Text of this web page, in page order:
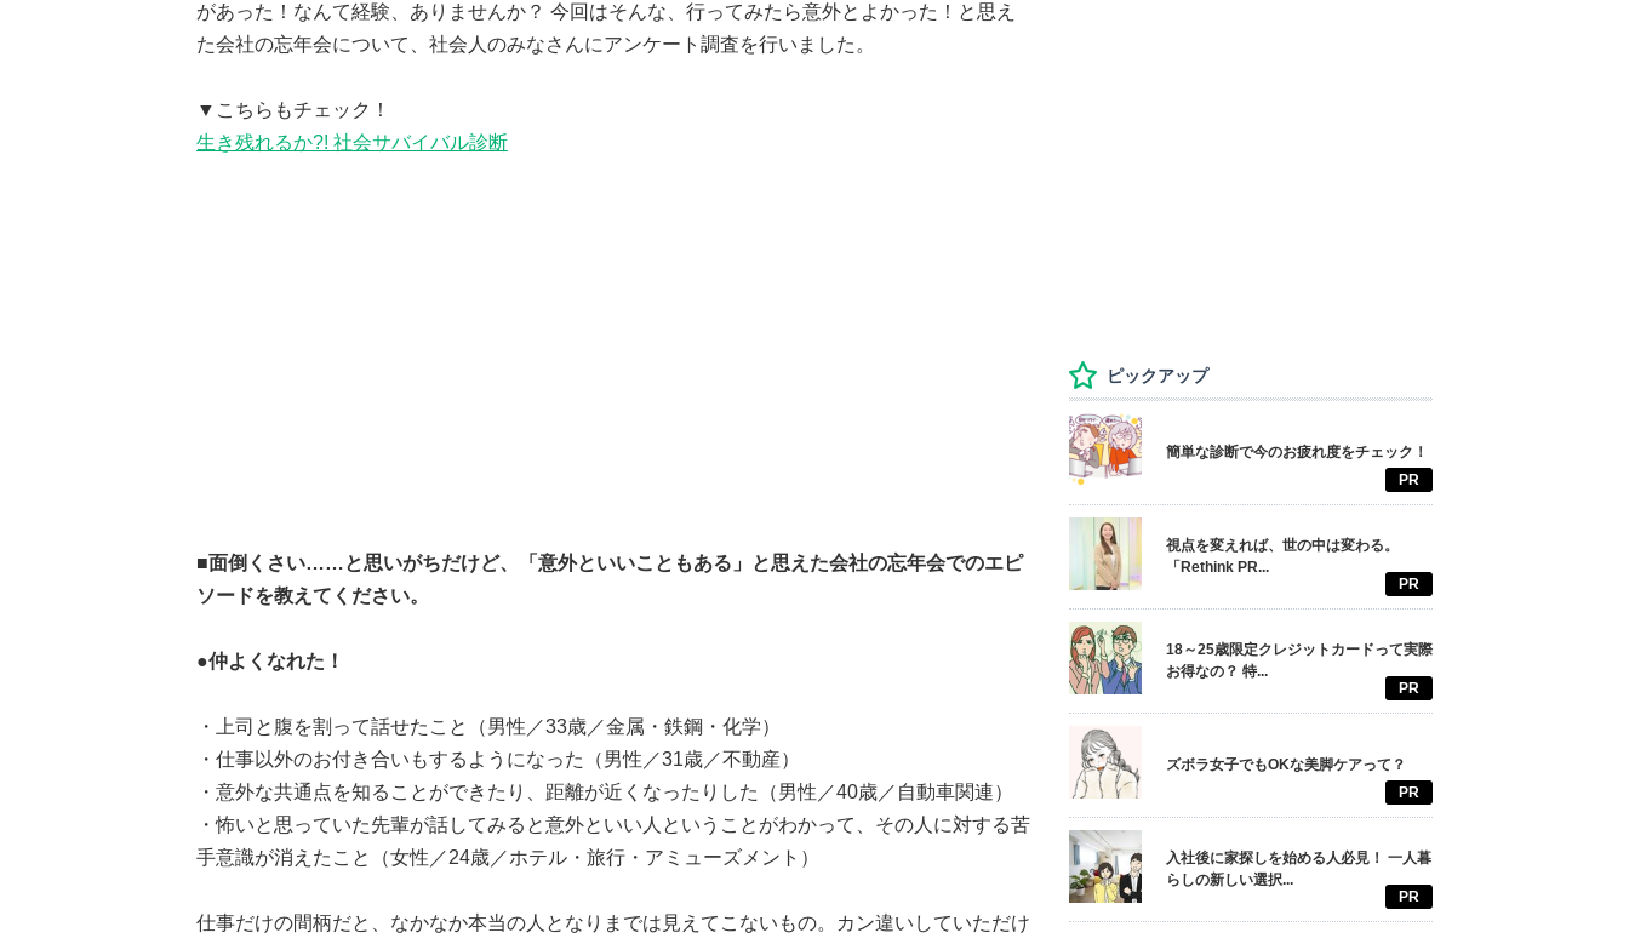
があった！なんて経験、ありませんか？ 今回はそんな、行ってみたら意外とよかった！と思え
た会社の忘年会について、社会人のみなさんにアンケート調査を行いました。
▼こちらもチェック！
生き残れるか?! 社会サバイバル診断
■面倒くさい……と思いがちだけど、「意外といいこともある」と思えた会社の忘年会でのエピ
ソードを教えてください。
●仲よくなれた！
・上司と腹を割って話せたこと（男性／33歳／金属・鉄鋼・化学）
・仕事以外のお付き合いもするようになった（男性／31歳／不動産）
・意外な共通点を知ることができたり、距離が近くなったりした（男性／40歳／自動車関連）
・怖いと思っていた先輩が話してみると意外といい人ということがわかって、その人に対する苦
手意識が消えたこと（女性／24歳／ホテル・旅行・アミューズメント）
仕事だけの間柄だと、なかなか本当の人となりまでは見えてこないもの。カン違いしていただけ
ピックアップ
簡単な診断で今のお疲れ度をチェック！
PR
視点を変えれば、世の中は変わる。
「Rethink PR...
PR
18～25歳限定クレジットカードって実際
お得なの？ 特...
PR
ズボラ女子でもOKな美脚ケアって？
PR
入社後に家探しを始める人必見！ 一人暮
らしの新しい選択...
PR